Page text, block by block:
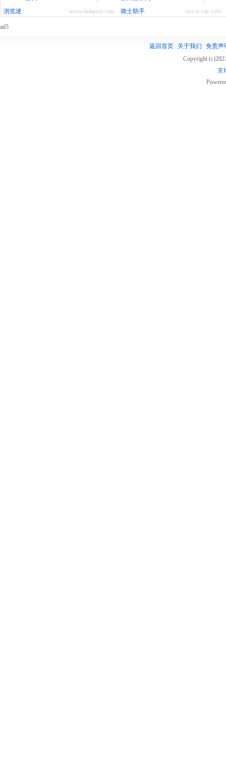
www.liulanmi.com
浏览迷 www.vqs.com
骑士助手
ad5
返回首页| 关于我们
免责声
Copyright
京